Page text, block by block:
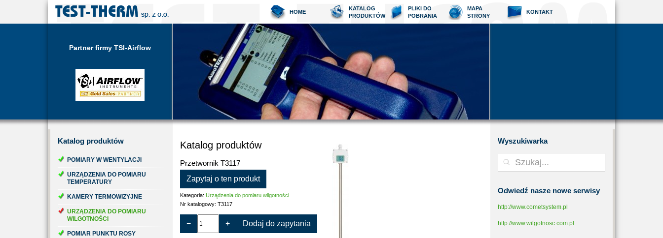
HOME
KATALOG
PRODUKTÓW
PLIKI DO
POBRANIA
MAPA
STRONY
KONTAKT
Partner firmy TSI-Airflow
Katalog produktów
Przetwornik T3117
Zapytaj o ten produkt
Kategoria: Urządzenia do pomiaru wilgotności
Nr katalogowy: T3117
− + Dodaj do zapytania
Katalog produktów
POMIARY W WENTYLACJI
URZĄDZENIA DO POMIARU
TEMPERATURY
KAMERY TERMOWIZYJNE
URZĄDZENIA DO POMIARU
WILGOTNOŚCI
POMIAR PUNKTU ROSY
Wyszukiwarka
Odwiedź nasze nowe serwisy
http://www.cometsystem.pl
http://www.wilgotnosc.com.pl